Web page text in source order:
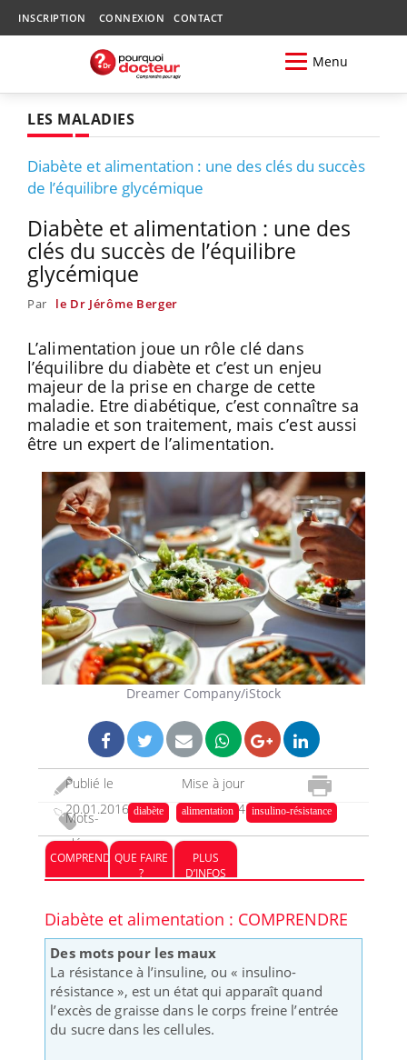
INSCRIPTION CONNEXION CONTACT
Menu
LES MALADIES
Diabète et alimentation : une des clés du succès
de l’équilibre glycémique
Diabète et alimentation : une des
clés du succès de l’équilibre
glycémique
Par le Dr Jérôme Berger
L’alimentation joue un rôle clé dans
l’équilibre du diabète et c’est un enjeu
majeur de la prise en charge de cette
maladie. Etre diabétique, c’est connaître sa
maladie et son traitement, mais c’est aussi
être un expert de l’alimentation.
Dreamer Company/iStock
Publié le
20.01.2016
Mise à jour
15.01.2024
Mots-
clés :
diabète alimentation insulino-résistance
COMPRENDREQUE FAIRE
?
PLUS
D’INFOS
Diabète et alimentation : COMPRENDRE
Des mots pour les maux
La résistance à l’insuline, ou « insulino-
résistance », est un état qui apparaît quand
l’excès de graisse dans le corps freine l’entrée
du sucre dans les cellules.